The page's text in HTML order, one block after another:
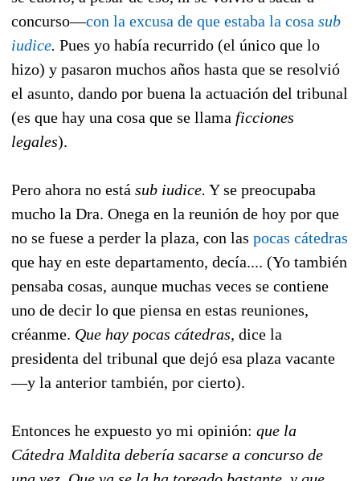
concurso—con la excusa de que estaba la cosa sub
iudice. Pues yo había recurrido (el único que lo
hizo) y pasaron muchos años hasta que se resolvió
el asunto, dando por buena la actuación del tribunal
(es que hay una cosa que se llama ficciones
legales).
Pero ahora no está sub iudice. Y se preocupaba
mucho la Dra. Onega en la reunión de hoy por que
no se fuese a perder la plaza, con las pocas cátedras
que hay en este departamento, decía.... (Yo también
pensaba cosas, aunque muchas veces se contiene
uno de decir lo que piensa en estas reuniones,
créanme. Que hay pocas cátedras, dice la
presidenta del tribunal que dejó esa plaza vacante
—y la anterior también, por cierto).
Entonces he expuesto yo mi opinión: que la
Cátedra Maldita debería sacarse a concurso de